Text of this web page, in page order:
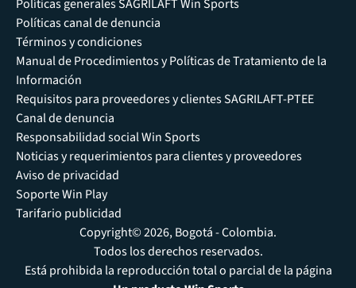
Políticas generales SAGRILAFT Win Sports
Políticas canal de denuncia
Términos y condiciones
Manual de Procedimientos y Políticas de Tratamiento de la
Información
Requisitos para proveedores y clientes SAGRILAFT-PTEE
Canal de denuncia
Responsabilidad social Win Sports
Noticias y requerimientos para clientes y proveedores
Aviso de privacidad
Soporte Win Play
Tarifario publicidad
Copyright© 2026, Bogotá - Colombia.
Todos los derechos reservados.
Está prohibida la reproducción total o parcial de la página